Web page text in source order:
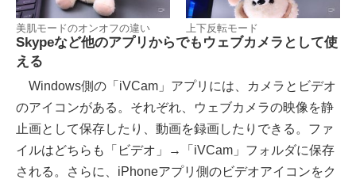
美肌モードのオンオフの違い 上下反転モード
Skypeなど他のアプリからでもウェブカメラとして使
える
Windows側の「iVCam」アプリには、カメラとビデオ
のアイコンがある。それぞれ、ウェブカメラの映像を静
止画として保存したり、動画を録画したりできる。ファ
イルはどちらも「ビデオ」→「iVCam」フォルダに保存
される。さらに、iPhoneアプリ側のビデオアイコンをク